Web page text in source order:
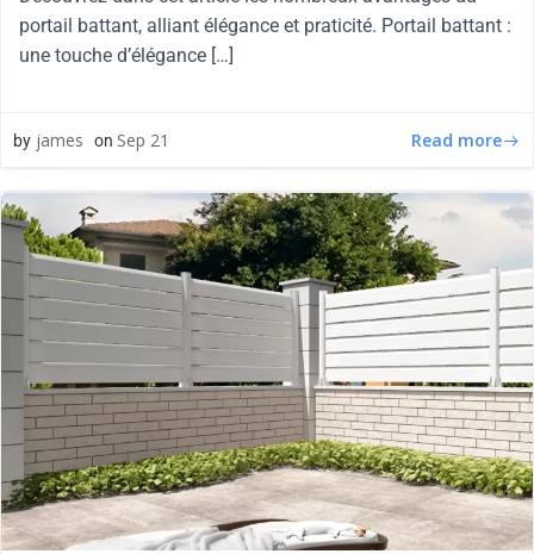
portail battant, alliant élégance et praticité. Portail battant :
une touche d’élégance […]
by james on Sep 21 Read more